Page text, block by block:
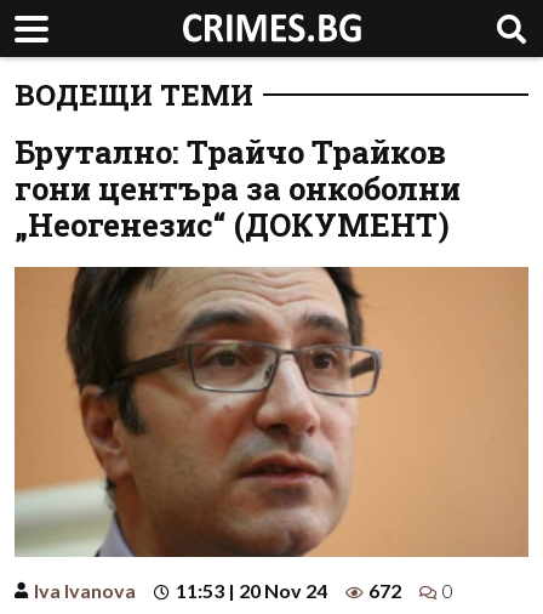
ВОДЕЩИ ТЕМИ
Брутално: Трайчо Трайков
гони центъра за онкоболни
„Неогенезис“ (ДОКУМЕНТ)
Iva Ivanova 11:53 | 20 Nov 24 672 0